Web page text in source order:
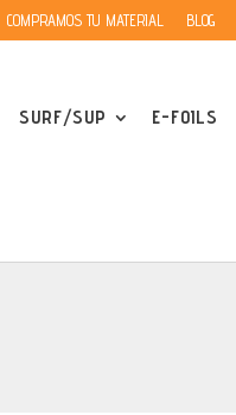
COMPRAMOS TU MATERIAL BLOG
SURF/SUP E-FOILS